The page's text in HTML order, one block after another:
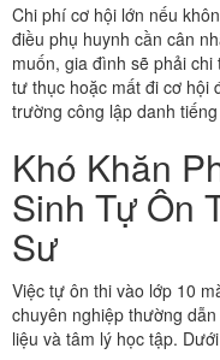
Chi phí cơ hội lớn nếu
điều phụ huynh cần cân
muốn, gia đình sẽ phải
tư thục hoặc mất đi cơ hội
trường công lập danh
Khó Khăn
Sinh Tự Ôn
Sư
Việc tự ôn thi vào lớp 10
chuyên nghiệp thường
liệu và tâm lý học tập.